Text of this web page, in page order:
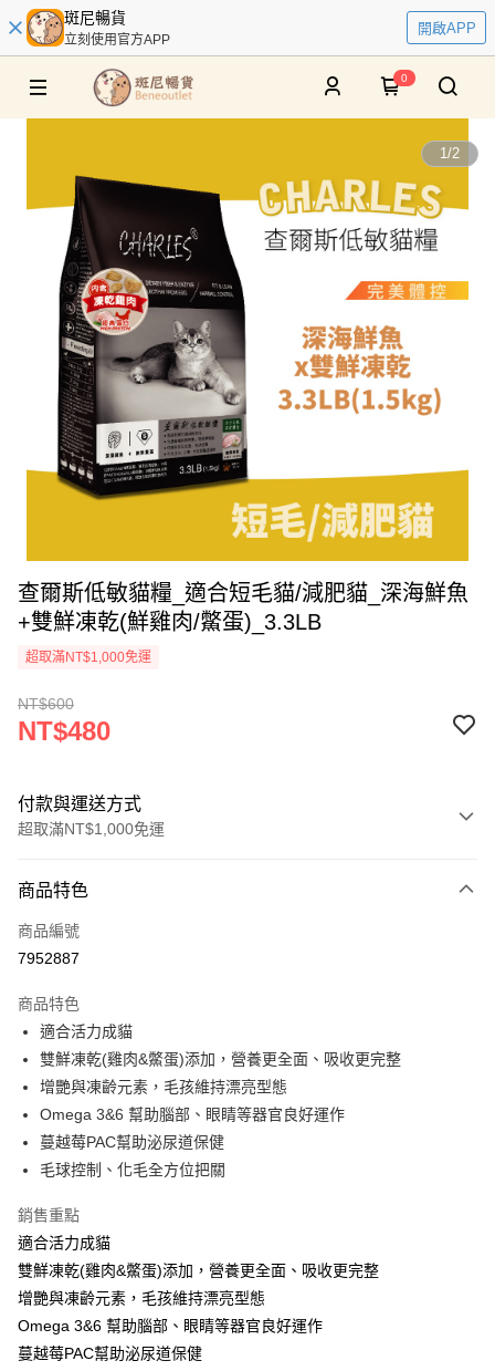
斑尼暢貨
立刻使用官方APP
開啟APP
0
1/2
查爾斯低敏貓糧_適合短毛貓/減肥貓_深海鮮魚
+雙鮮凍乾(鮮雞肉/鱉蛋)_3.3LB
超取滿NT$1,000免運
NT$600
NT$480
付款與運送方式
超取滿NT$1,000免運
信用卡一次付款
超商取貨付款
Apple Pay
街口支付
悠遊付
ATM付款
全家取貨付款
每筆NT$60，滿NT$1,000(含以上)免運費
7-11取貨付款
每筆NT$60，滿NT$1,000(含以上)免運費
商品特色
商品編號
7952887
商品特色
適合活力成貓
雙鮮凍乾(雞肉&鱉蛋)添加，營養更全面、吸收更完整
增艷與凍齡元素，毛孩維持漂亮型態
Omega 3&6 幫助腦部、眼睛等器官良好運作
蔓越莓PAC幫助泌尿道保健
毛球控制、化毛全方位把關
銷售重點
適合活力成貓
雙鮮凍乾(雞肉&鱉蛋)添加，營養更全面、吸收更完整
增艷與凍齡元素，毛孩維持漂亮型態
Omega 3&6 幫助腦部、眼睛等器官良好運作
蔓越莓PAC幫助泌尿道保健